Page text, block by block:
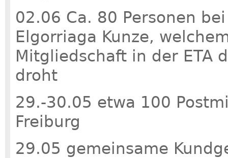
02.06 Ca. 80 Personen
Elgorriaga Kunze,
Mitgliedschaft in der ETA
droht
29.-30.05 etwa 100
Freiburg
29.05 gemeinsame